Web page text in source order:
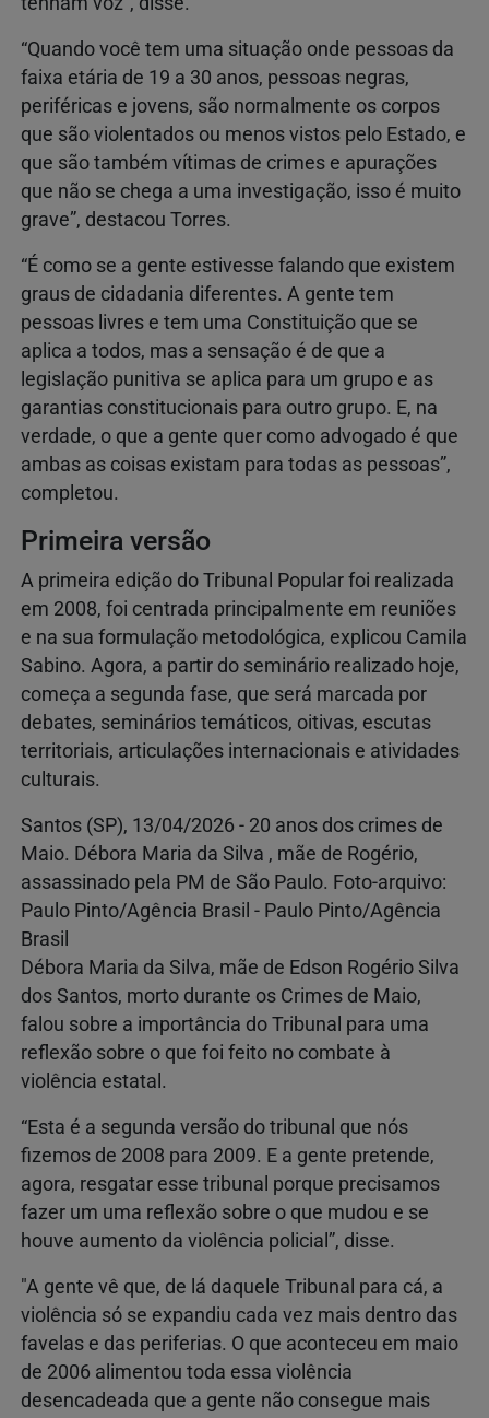
“Quando você tem uma situação onde pessoas da
faixa etária de 19 a 30 anos, pessoas negras,
periféricas e jovens, são normalmente os corpos
que são violentados ou menos vistos pelo Estado, e
que são também vítimas de crimes e apurações
que não se chega a uma investigação, isso é muito
grave”, destacou Torres.
“É como se a gente estivesse falando que existem
graus de cidadania diferentes. A gente tem
pessoas livres e tem uma Constituição que se
aplica a todos, mas a sensação é de que a
legislação punitiva se aplica para um grupo e as
garantias constitucionais para outro grupo. E, na
verdade, o que a gente quer como advogado é que
ambas as coisas existam para todas as pessoas”,
completou.
Primeira versão
A primeira edição do Tribunal Popular foi realizada
em 2008, foi centrada principalmente em reuniões
e na sua formulação metodológica, explicou Camila
Sabino. Agora, a partir do seminário realizado hoje,
começa a segunda fase, que será marcada por
debates, seminários temáticos, oitivas, escutas
territoriais, articulações internacionais e atividades
culturais.
Santos (SP), 13/04/2026 - 20 anos dos crimes de
Maio. Débora Maria da Silva , mãe de Rogério,
assassinado pela PM de São Paulo. Foto-arquivo:
Paulo Pinto/Agência Brasil - Paulo Pinto/Agência
Brasil
Débora Maria da Silva, mãe de Edson Rogério Silva
dos Santos, morto durante os Crimes de Maio,
falou sobre a importância do Tribunal para uma
reflexão sobre o que foi feito no combate à
violência estatal.
“Esta é a segunda versão do tribunal que nós
fizemos de 2008 para 2009. E a gente pretende,
agora, resgatar esse tribunal porque precisamos
fazer um uma reflexão sobre o que mudou e se
houve aumento da violência policial”, disse.
"A gente vê que, de lá daquele Tribunal para cá, a
violência só se expandiu cada vez mais dentro das
favelas e das periferias. O que aconteceu em maio
de 2006 alimentou toda essa violência
desencadeada que a gente não consegue mais